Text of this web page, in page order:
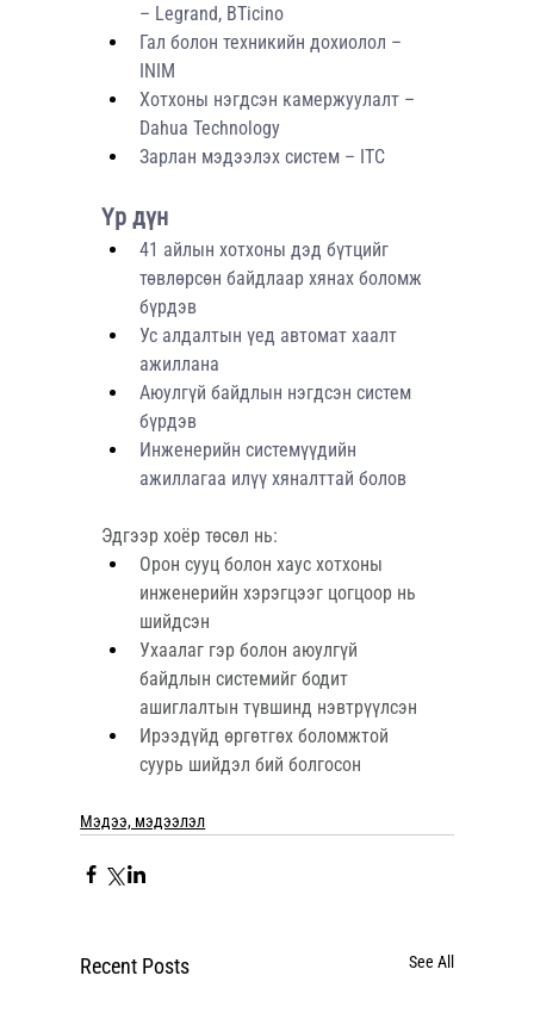
– Legrand, BTicino
Гал болон техникийн дохиолол –
INIM
Хотхоны нэгдсэн камержуулалт –
Dahua Technology
Зарлан мэдээлэх систем – ITC
Үр дүн
41 айлын хотхоны дэд бүтцийг
төвлөрсөн байдлаар хянах боломж
бүрдэв
Ус алдалтын үед автомат хаалт
ажиллана
Аюулгүй байдлын нэгдсэн систем
бүрдэв
Инженерийн системүүдийн
ажиллагаа илүү хяналттай болов
Эдгээр хоёр төсөл нь:
Орон сууц болон хаус хотхоны
инженерийн хэрэгцээг цогцоор нь
шийдсэн
Ухаалаг гэр болон аюулгүй
байдлын системийг бодит
ашиглалтын түвшинд нэвтрүүлсэн
Ирээдүйд өргөтгөх боломжтой
суурь шийдэл бий болгосон
Мэдээ, мэдээлэл
Recent Posts See All